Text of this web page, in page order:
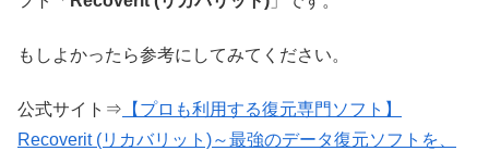
もしよかったら参考にしてみてください。
公式サイト⇒ 【プロも利用する復元専門ソフト】
Recoverit (リカバリット)～最強のデータ復元ソフトを、